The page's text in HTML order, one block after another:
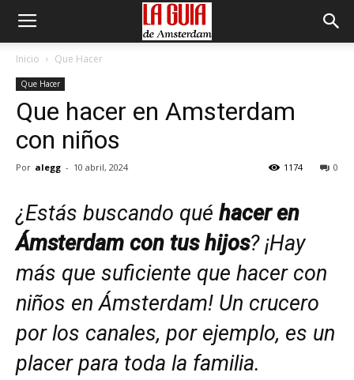
Inicio Que Hacer
Que Hacer
Que hacer en Amsterdam
con niños
Por alegg - 10 abril, 2024 0
1174
¿Estás buscando qué hacer en
Ámsterdam con tus hijos? ¡Hay
más que suficiente que hacer con
niños en Ámsterdam! Un crucero
por los canales, por ejemplo, es un
placer para toda la familia.